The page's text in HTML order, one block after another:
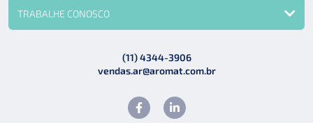
TRABALHE CONOSCO
(11) 4344-3906
vendas.ar@aromat.com.br